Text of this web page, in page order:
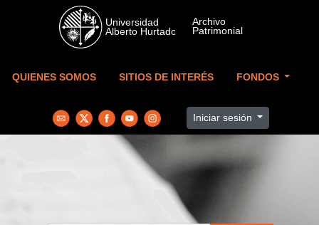
Skip to main content
QUIENES SOMOS SITIOS DE INTERÉS FONDOS
Iniciar sesión